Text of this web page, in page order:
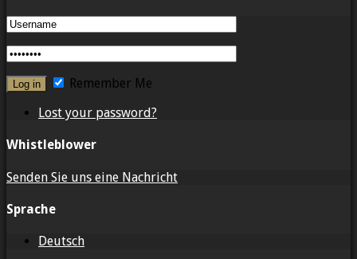
Remember Me
Lost your password?
Whistleblower
Senden Sie uns eine Nachricht
Sprache
Deutsch